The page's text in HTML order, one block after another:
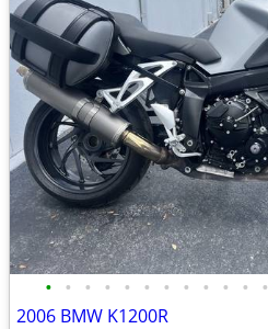
• • • • • • • • • • • •
2006 BMW K1200R